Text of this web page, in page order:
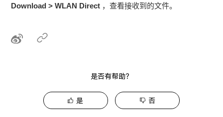
Download >WLAN Direct ，查看接收到的文件。
是否有帮助？
是 否